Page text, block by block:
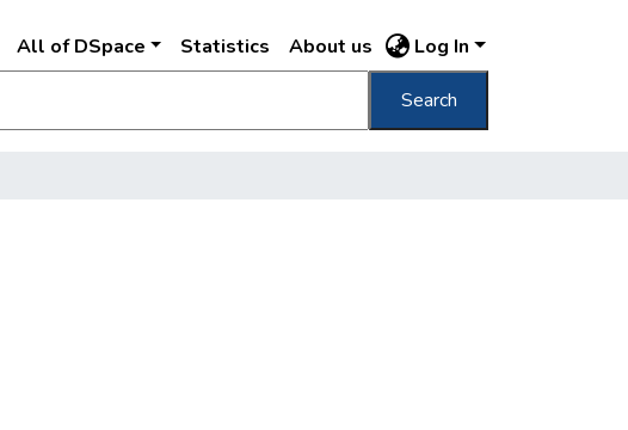
All of DSpace Statistics About us Log In
Search